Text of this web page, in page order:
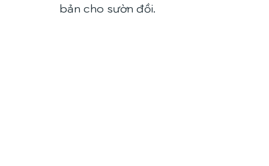
bản cho sườn đồi.